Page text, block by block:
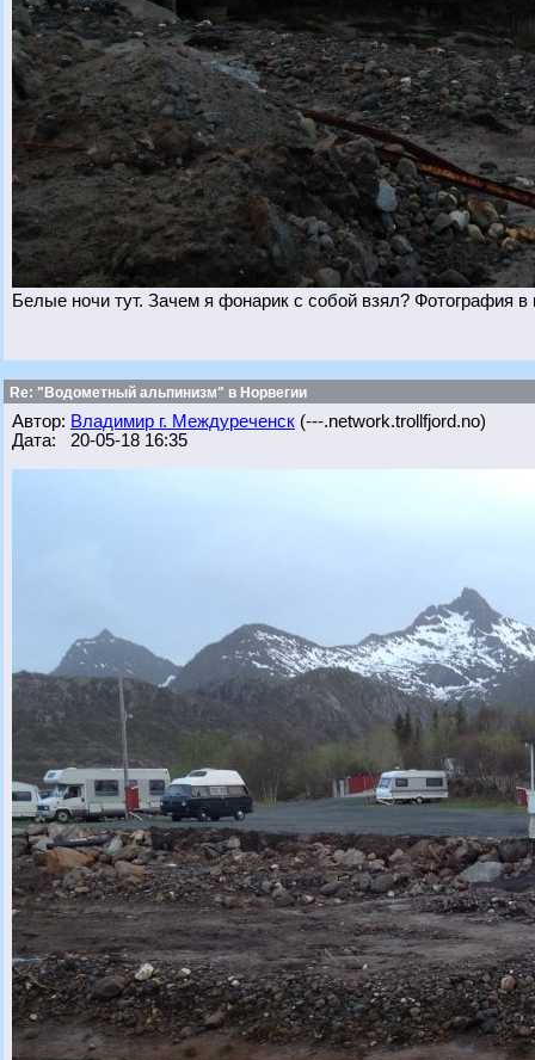
Белые ночи тут. Зачем я фонарик с собой взял? Фотография
Re: "Водометный альпинизм" в Норвегии
Автор: Владимир г. Междуреченск (---.network.trollfjord.no)
Дата: 20-05-18 16:35